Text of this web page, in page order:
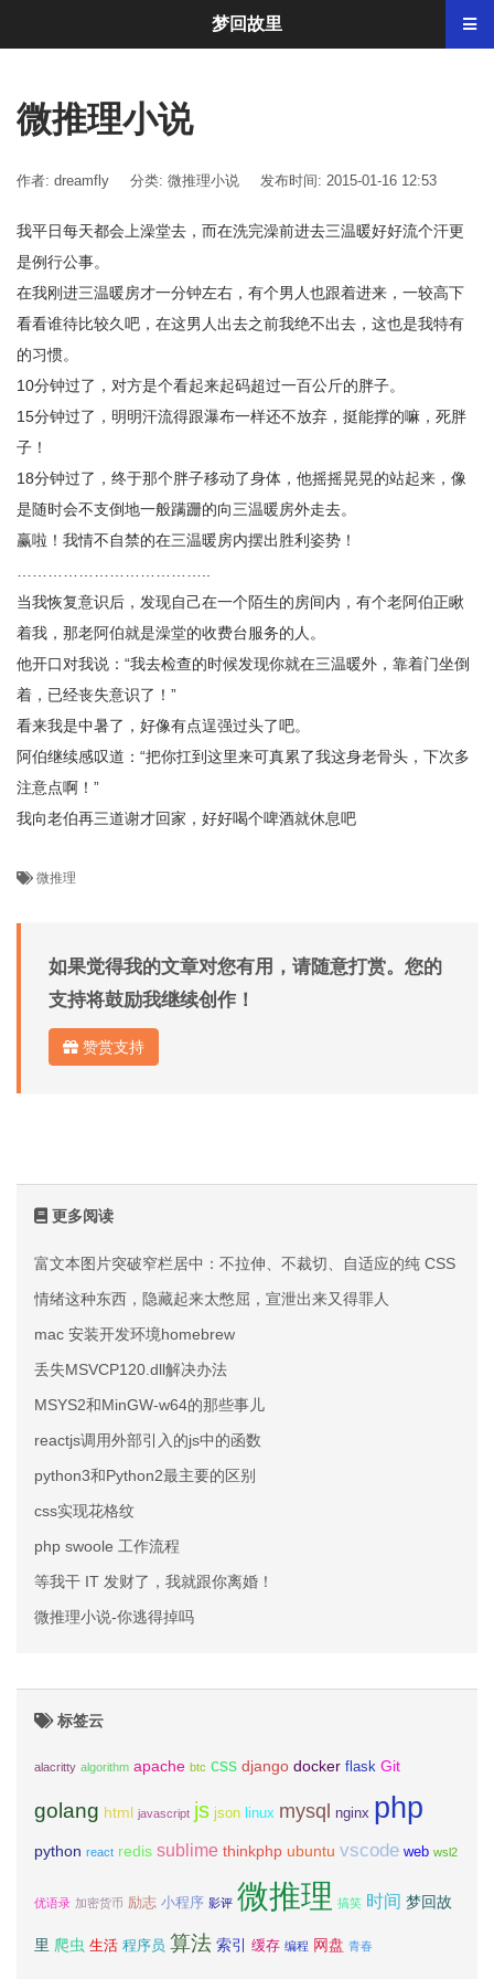
微推理小说
作者: dreamfly 分类: 微推理小说 发布时间: 2015-01-16 12:53
我平日每天都会上澡堂去，而在洗完澡前进去三温暖好好流个汗更
是例行公事。
在我刚进三温暖房才一分钟左右，有个男人也跟着进来，一较高下
看看谁待比较久吧，在这男人出去之前我绝不出去，这也是我特有
的习惯。
10分钟过了，对方是个看起来起码超过一百公斤的胖子。
15分钟过了，明明汗流得跟瀑布一样还不放弃，挺能撑的嘛，死胖
子！
18分钟过了，终于那个胖子移动了身体，他摇摇晃晃的站起来，像
是随时会不支倒地一般蹒跚的向三温暖房外走去。
赢啦！我情不自禁的在三温暖房内摆出胜利姿势！
当我恢复意识后，发现自己在一个陌生的房间内，有个老阿伯正瞅
着我，那老阿伯就是澡堂的收费台服务的人。
他开口对我说：“我去检查的时候发现你就在三温暖外，靠着门坐倒
着，已经丧失意识了！”
看来我是中暑了，好像有点逞强过头了吧。
阿伯继续感叹道：“把你扛到这里来可真累了我这身老骨头，下次多
注意点啊！”
我向老伯再三道谢才回家，好好喝个啤酒就休息吧
微推理
如果觉得我的文章对您有用，请随意打赏。您的
支持将鼓励我继续创作！
赞赏支持
更多阅读
富文本图片突破窄栏居中：不拉伸、不裁切、自适应的纯 CSS 方案
情绪这种东西，隐藏起来太憋屈，宣泄出来又得罪人
mac 安装开发环境homebrew
丢失MSVCP120.dll解决办法
MSYS2和MinGW-w64的那些事儿
reactjs调用外部引入的js中的函数
python3和Python2最主要的区别
css实现花格纹
php swoole 工作流程
等我干 IT 发财了，我就跟你离婚！
微推理小说-你逃得掉吗
标签云
alacritty algorithm apache btc css django docker flask Git
golang html javascript js json linux mysql nginx php
python react redis sublime thinkphp ubuntu vscode web wsl2
优语录 加密货币 励志 小程序 影评 微推理 搞笑 时间 梦回故
里 爬虫 生活 程序员 算法 索引 缓存 编程 网盘 青春
梦回故里